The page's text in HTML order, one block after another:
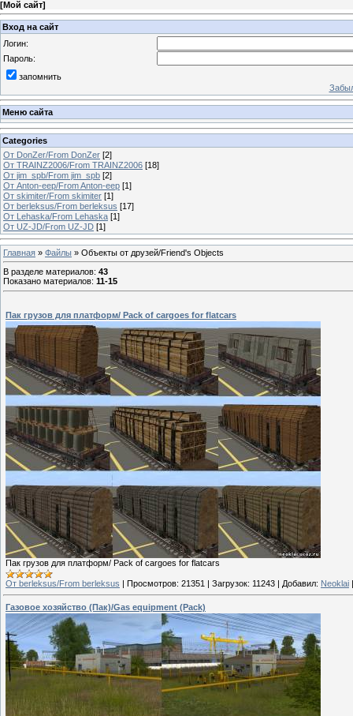
[Мой сайт]
Вход на сайт
Логин:
Пароль:
запомнить
Меню сайта
Categories
От DonZer/From DonZer [2]
От TRAINZ2006/From TRAINZ2006 [18]
От jim_spb/From jim_spb [2]
От Anton-eep/From Anton-eep [1]
От skimiter/From skimiter [1]
От berleksus/From berleksus [17]
От Lehaska/From Lehaska [1]
От UZ-JD/From UZ-JD [1]
Главная » Файлы » Объекты от друзей/Friend's Objects
В разделе материалов: 43
Показано материалов: 11-15
Пак грузов для платформ/ Pack of cargoes for flatcars
Пак грузов для платформ/ Pack of cargoes for flatcars
От berleksus/From berleksus | Просмотров: 21351 | Загрузок: 11243 | Добавил: Neoklai
Газовое хозяйство (Пак)/Gas equipment (Pack)